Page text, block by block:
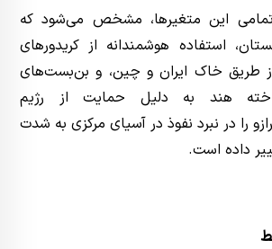
این متغیرها، مشخص می‌شود که
استفاده هوشمندانه از کریدورهای
از طریق خاک ایران و چین، و بن‌بست‌های
هند به دلیل حمایت از رژیم
را در نبرد نفوذ در آسیای مرکزی به شدت
داده است.